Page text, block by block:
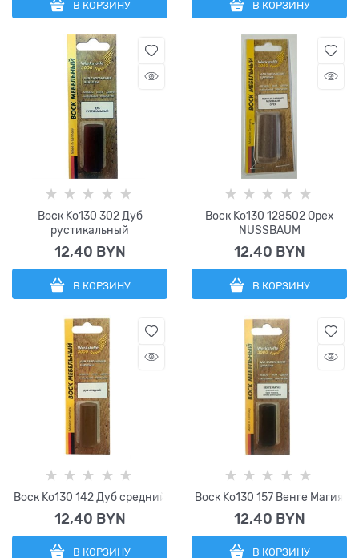
В КОРЗИНУ В КОРЗИНУ
Воск Ko130 302 Дуб
рустикальный
12,40 BYN
В КОРЗИНУ
Воск Ko130 128502 Орех
NUSSBAUM
12,40 BYN
В КОРЗИНУ
Воск Ko130 142 Дуб средний
12,40 BYN
В КОРЗИНУ
Воск Ko130 157 Венге Магия
12,40 BYN
В КОРЗИНУ